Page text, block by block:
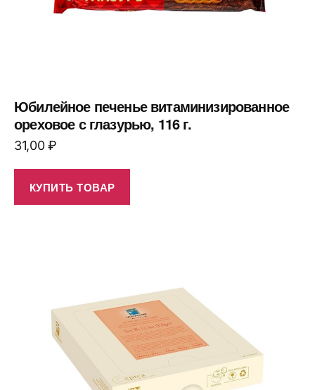
Юбилейное печенье витаминизированное
ореховое с глазурью, 116 г.
31,00₽
КУПИТЬ ТОВАР